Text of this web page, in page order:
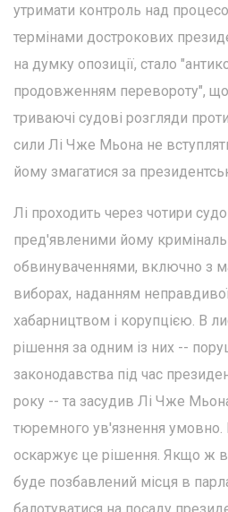
утримати контроль над
термінами дострокових
на думку опозиції, стало
продовженням перевороту",
триваючі судові розгляди
сили Лі Чже Мьона не
йому змагатися за
Лі проходить через чотири
пред'явленими йому
обвинуваченнями, включно з
виборах, наданням
хабарництвом і корупцією. В
рішення за одним із них --
законодавства під час
року -- та засудив Лі Чже
тюремного ув'язнення умовно.
оскаржує це рішення. Якщо ж
буде позбавлений місця в